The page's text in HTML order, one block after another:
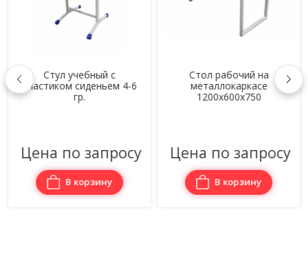
Стул учебный с
пластиком сиденьем 4-6
гр.
Цена по запросу
В корзину
Стол рабочий на
металлокаркасе
1200х600х750
Цена по запросу
В корзину